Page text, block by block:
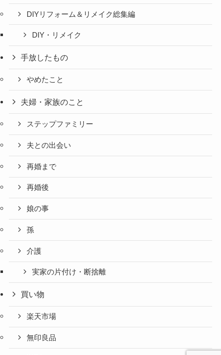
DIYリフォーム＆リメイク総集編
DIY・リメイク
手放したもの
やめたこと
夫婦・家族のこと
ステップファミリー
夫との出会い
再婚まで
再婚後
娘の事
孫
介護
実家の片付け・断捨離
買い物
楽天市場
無印良品